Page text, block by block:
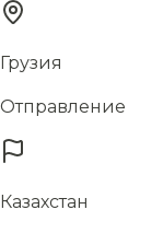
Грузия
Отправление
Казахстан